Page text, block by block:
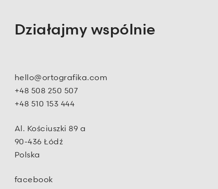
Działajmy wspólnie
hello@ortografika.com
+48 508 250 507
+48 510 153 444
Al. Kościuszki 89 a
90-436 Łódź
Polska
facebook